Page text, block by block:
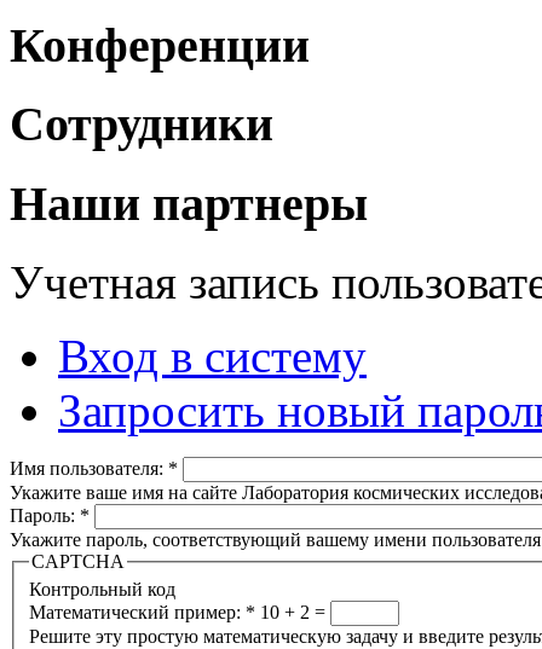
Конференции
Сотрудники
Наши партнеры
Учетная запись
Вход в систему
Запросить новый
Имя пользователя: *
Укажите ваше имя на сайте Лаборатория космических
Пароль: *
Укажите пароль, соответствующий вашему имени
CAPTCHA
Контрольный код
Математический пример: * 10 + 2 =
Решите эту простую математическую задачу и введите